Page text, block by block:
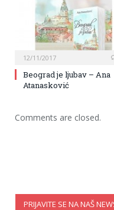
12/11/2017
Beograd je ljubav – Ana
Atanasković
Comments are closed.
PRIJAVITE SE NA NAŠ